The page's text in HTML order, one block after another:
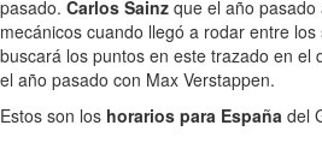
pasado. Carlos Sainz que el año
mecánicos cuando llegó a rodar entre
buscará los puntos en este trazado en el
el año pasado con Max Verstappen.
Estos son los horarios para España del